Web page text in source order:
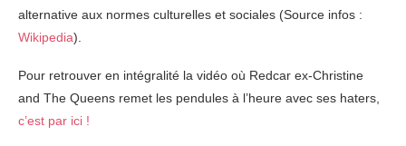
alternative aux normes culturelles et sociales (Source infos :
Wikipedia).
Pour retrouver en intégralité la vidéo où Redcar ex-Christine
and The Queens remet les pendules à l’heure avec ses haters,
c’est par ici !